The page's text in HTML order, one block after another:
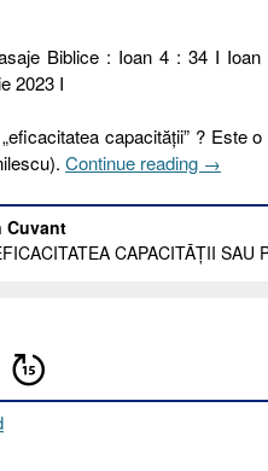
Biblice : Ioan 4 : 34 I
2023 I
capacității” ? Este
Continue reading „207
2023.
SFÂNT
→